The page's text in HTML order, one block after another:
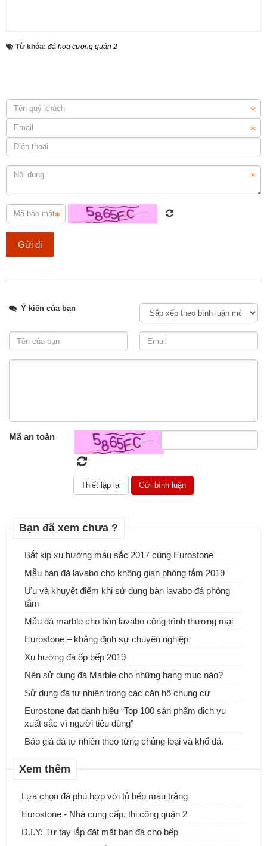
Từ khóa: đá hoa cương quận 2
Ý kiến của bạn
Mã an toàn
Bạn đã xem chưa ?
Bắt kịp xu hướng màu sắc 2017 cùng Eurostone
Mẫu bàn đá lavabo cho không gian phòng tắm 2019
Ưu và khuyết điểm khi sử dụng bàn lavabo đá phòng
tắm
Mẫu đá marble cho bàn lavabo công trình thương mại
Eurostone – khẳng định sự chuyên nghiệp
Xu hướng đá ốp bếp 2019
Nên sử dụng đá Marble cho những hạng mục nào?
Sử dụng đá tự nhiên trong các căn hộ chung cư
Eurostone đạt danh hiệu “Top 100 sản phẩm dịch vụ
xuất sắc vì người tiêu dùng”
Báo giá đá tự nhiên theo từng chủng loại và khổ đá.
Xem thêm
Lựa chọn đá phù hợp với tủ bếp màu trắng
Eurostone - Nhà cung cấp, thi công quận 2
D.I.Y: Tự tay lắp đặt mặt bàn đá cho bếp
Lựa chọn đá ốp mặt bếp uy tín và chuyên nghiệp tại TP.HCM
Đá tự nhiên ốp tường - Sự lựa chọn tuyệt vời cho ngôi nhà của
ĐƠN VỊ CUNG CẤP & THI CÔNG ĐÁ ỐP CỘT ĐÁ TRỤ CỔNG